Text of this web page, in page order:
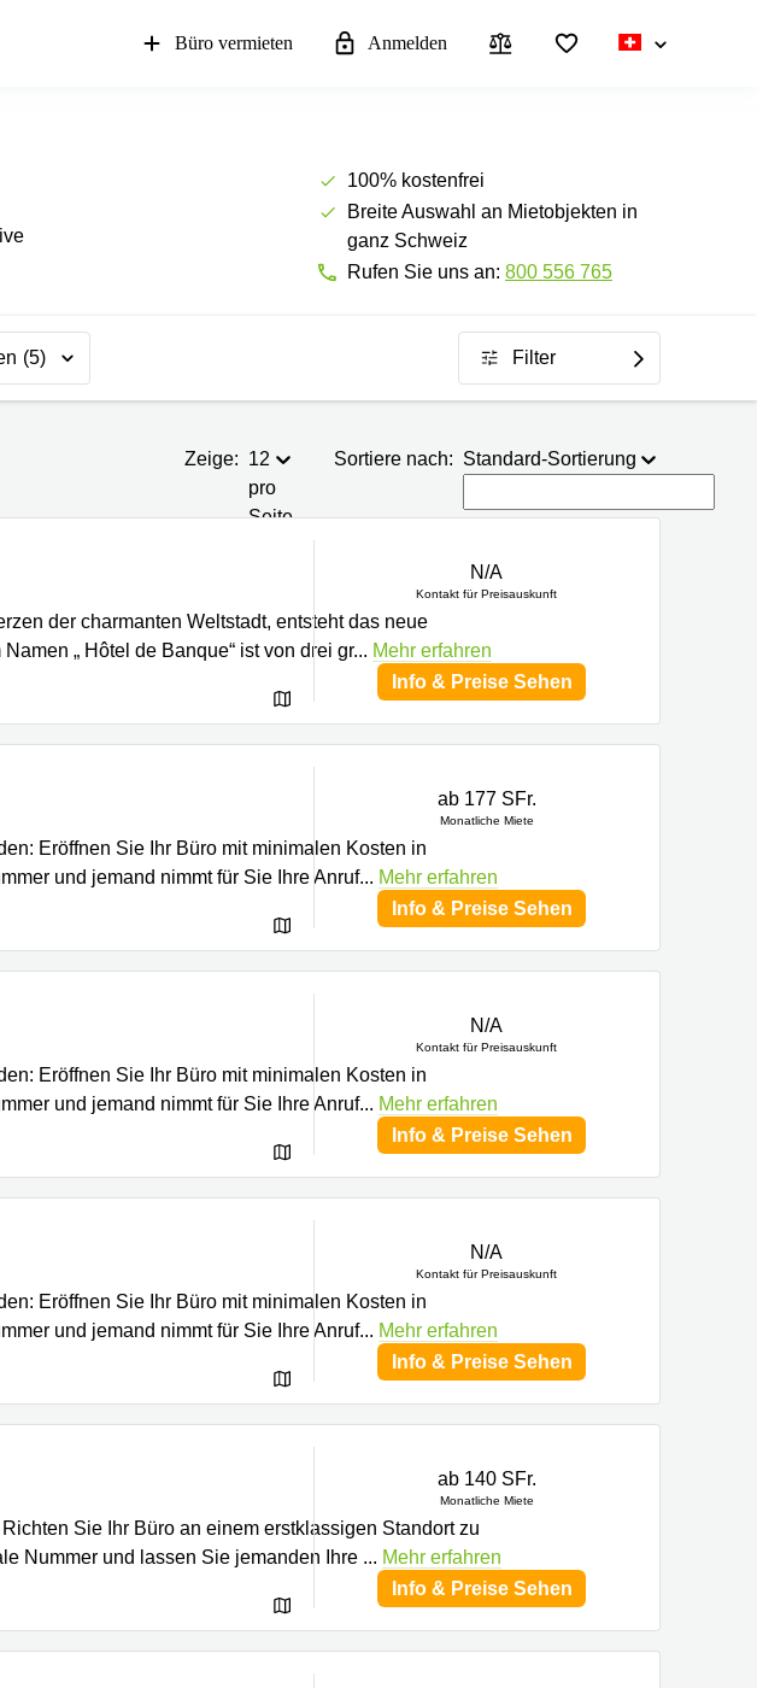
Büro vermieten Anmelden
100% kostenfrei
Breite Auswahl an Mietobjekten in
ganz Schweiz
Rufen Sie uns an: 800 556 765
(5) Filter
Zeige: 12
pro
Seite
Sortiere nach: Standard-Sortierung
der charmanten Weltstadt, entsteht das neue
„ Hôtel de Banque“ ist von drei gr... Mehr erfahren
N/A
Kontakt für Preisauskunft
Info & Preise Sehen
Eröffnen Sie Ihr Büro mit minimalen Kosten in
und jemand nimmt für Sie Ihre Anruf... Mehr erfahren
ab 177 SFr.
Monatliche Miete
Info & Preise Sehen
Eröffnen Sie Ihr Büro mit minimalen Kosten in
und jemand nimmt für Sie Ihre Anruf... Mehr erfahren
N/A
Kontakt für Preisauskunft
Info & Preise Sehen
Eröffnen Sie Ihr Büro mit minimalen Kosten in
und jemand nimmt für Sie Ihre Anruf... Mehr erfahren
N/A
Kontakt für Preisauskunft
Info & Preise Sehen
Sie Ihr Büro an einem erstklassigen Standort zu
Nummer und lassen Sie jemanden Ihre ... Mehr erfahren
ab 140 SFr.
Monatliche Miete
Info & Preise Sehen